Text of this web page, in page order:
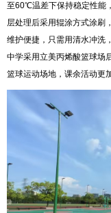
至60℃温差下保持稳定性能
层处理后采用辊涂方式涂刷
维护便捷，只需用清水冲洗
中学采用立美丙烯酸篮球场
篮球运动场地，课余活动更